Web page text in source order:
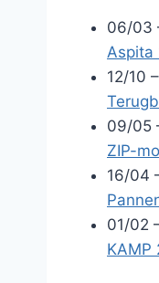
06/03
Aspita
12/10 –
09/05
ZIP-
16/04
01/02
KAMP